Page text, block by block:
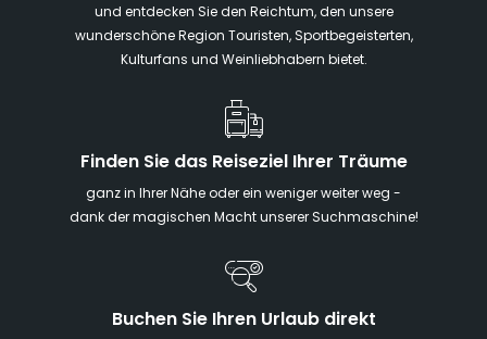
und entdecken Sie den Reichtum, den unsere
wunderschöne Region Touristen, Sportbegeisterten,
Kulturfans und Weinliebhabern bietet.
Finden Sie das Reiseziel Ihrer Träume
ganz in Ihrer Nähe oder ein weniger weiter weg -
dank der magischen Macht unserer Suchmaschine!
Buchen Sie Ihren Urlaub direkt